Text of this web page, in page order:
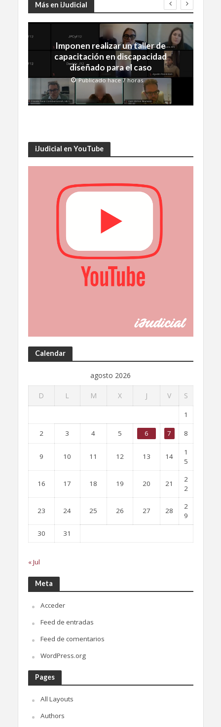
Más en iJudicial
Imponen realizar un taller de
capacitación en discapacidad
diseñado para el caso
Publicado hace 7 horas
iJudicial en YouTube
Calendar
agosto 2026
D L M X J V S
1
2 3 4 5 6 7 8
9 10 11 12 13 14
1
5
16 17 18 19 20 21
2
2
23 24 25 26 27 28
2
9
30
31
« Jul
Meta
Acceder
Feed de entradas
Feed de comentarios
WordPress.org
Pages
All Layouts
Authors